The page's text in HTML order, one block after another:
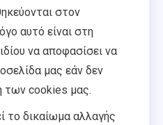
στον
αυτό είναι στη
να αποφασίσει να
μας εάν δεν
των cookies μας.
το δικαίωμα αλλαγής